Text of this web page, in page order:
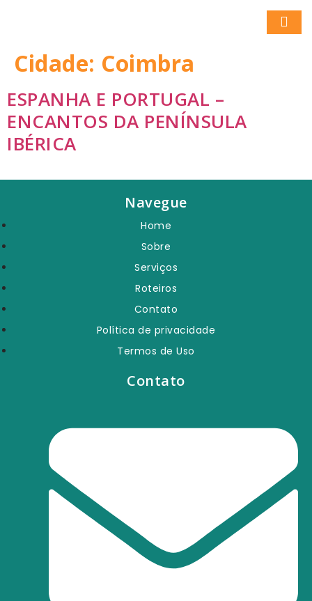
Cidade: Coimbra
ESPANHA E PORTUGAL –
ENCANTOS DA PENÍNSULA
IBÉRICA
Navegue
Home
Sobre
Serviços
Roteiros
Contato
Política de privacidade
Termos de Uso
Contato